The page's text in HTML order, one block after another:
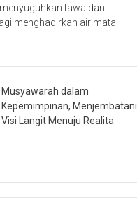
tawa dan
menghadirkan air mata
Musyawarah dalam
Kepemimpinan, Menjembatani
Visi Langit Menuju Realita